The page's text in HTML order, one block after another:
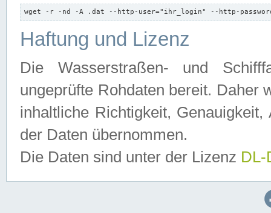
wget -r -nd -A .dat --http-user="ihr_login" --http-
Haftung und Lizenz
Die Wasserstraßen- und
ungeprüfte Rohdaten bereit. Daher
inhaltliche Richtigkeit,
der Daten übernommen.
Die Daten sind unter der Lizenz